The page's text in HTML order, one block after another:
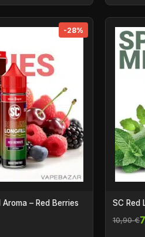
-28%
– Red Berries
SC Red
10,90 €